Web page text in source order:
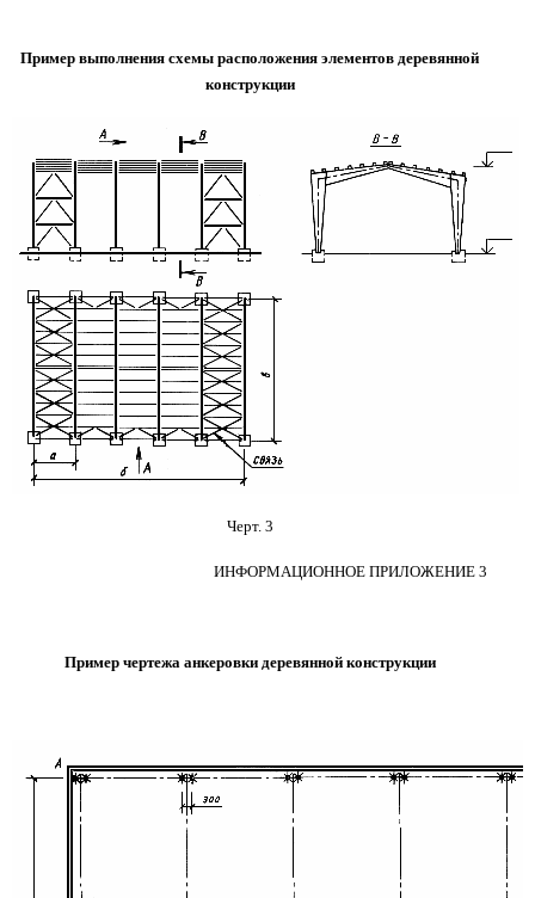
Пример выполнения схемы расположения элементов деревянной
конструкции
Черт. 3
ИНФОРМАЦИОННОЕ ПРИЛОЖЕНИЕ 3
Пример чертежа анкеровки деревянной конструкции